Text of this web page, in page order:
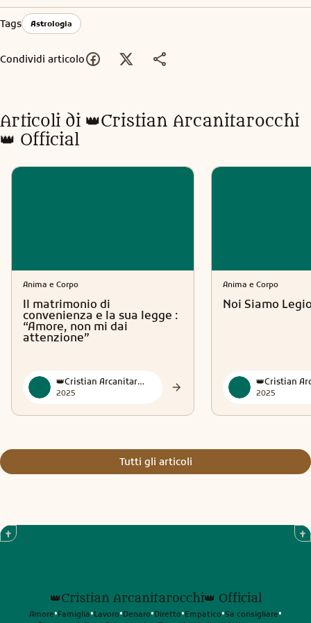
Tags Astrologia
Condividi articolo
Articoli di 👑Cristian Arcanitarocchi
👑 Official
Anima e Corpo
Il matrimonio di
convenienza e la sua legge :
“Amore, non mi dai
attenzione”
👑Cristian Arcanitarocchi👑 Official
2025
Anima e Corpo
Noi Siamo
2025
Tutti gli articoli
👑Cristian Arcanitarocchi👑 Official
Amore•Famiglia•Lavoro•Denaro•Diretto•Empatico•Sa consigliare•